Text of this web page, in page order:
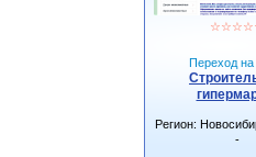
☆☆☆☆
Переход на
Регион:
-